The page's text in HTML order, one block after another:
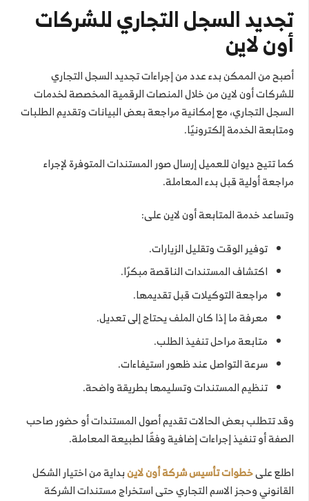
تجديد السجل التجاري للشركات
أون لاين
أصبح من الممكن بدء عدد من إجراءات تجديد السجل التجاري
للشركات أون لاين من خلال المنصات الرقمية المخصصة لخدمات
السجل التجاري، مع إمكانية مراجعة بعض البيانات وتقديم الطلبات
ومتابعة الخدمة إلكترونيًا.
كما تتيح ديوان للعميل إرسال صور المستندات المتوفرة لإجراء
مراجعة أولية قبل بدء المعاملة.
وتساعد خدمة المتابعة أون لاين على:
توفير الوقت وتقليل الزيارات.
اكتشاف المستندات الناقصة مبكرًا.
مراجعة التوكيلات قبل تقديمها.
معرفة ما إذا كان الملف يحتاج إلى تعديل.
متابعة مراحل تنفيذ الطلب.
سرعة التواصل عند ظهور استيفاءات.
تنظيم المستندات وتسليمها بطريقة واضحة.
وقد تتطلب بعض الحالات تقديم أصول المستندات أو حضور صاحب
الصفة أو تنفيذ إجراءات إضافية وفقًا لطبيعة المعاملة.
اطلع علىخطوات تأسيس شركة أون لاينبداية من اختيار الشكل
القانوني وحجز الاسم التجاري حتى استخراج مستندات الشركة